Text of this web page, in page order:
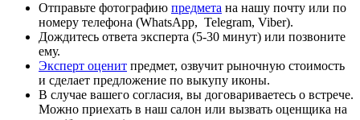
Отправьте фотографию предмета на нашу почту или по
номеру телефона (WhatsApp, Telegram, Viber).
Дождитесь ответа эксперта (5-30 минут) или позвоните
ему.
Эксперт оценит предмет, озвучит рыночную стоимость
и сделает предложение по выкупу иконы.
В случае вашего согласия, вы договариваетесь о встрече.
Можно приехать в наш салон или вызвать оценщика на